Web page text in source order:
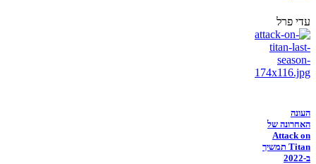
עדי פרל
העונה
האחרונה של
Attack on
Titan תמשיך
ב-2022